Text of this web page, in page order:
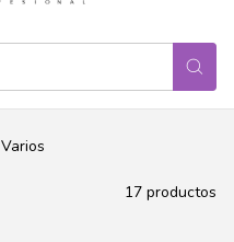
Varios
17 productos